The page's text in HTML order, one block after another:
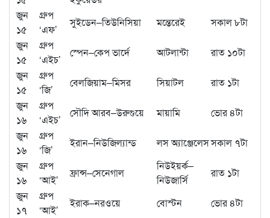
জুন
১৫
গ্রুপ
‘এফ’
সুইডেন–তিউনিসিয়া মন্তেরেই
সকাল ৮টা
জুন
১৫
গ্রুপ
‘এইচ’
স্পেন–কেপ ভার্দে আটলান্টা
রাত ১০টা
জুন
১৫
গ্রুপ
‘জি’
বেলজিয়াম–মিসর সিয়াটল
রাত ১টা
জুন
১৬
গ্রুপ
‘এইচ’
সৌদি আরব–উরুগুয়ে মায়ামি
ভোর ৪টা
জুন
১৬
গ্রুপ
‘জি’
ইরান–নিউজিল্যান্ড লস অ্যাঞ্জেলেসসকাল ৭টা
জুন
১৬
গ্রুপ
‘আই’
ফ্রান্স–সেনেগাল
নিউইয়র্ক–
নিউজার্সি
রাত ১টা
জুন
১৭
গ্রুপ
‘আই’
ইরাক–নরওয়ে বোস্টন
ভোর ৪টা